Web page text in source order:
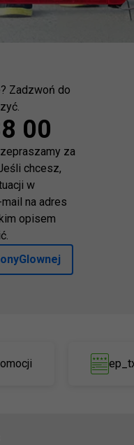
Zadzwoń do
00
za
chcesz,
w
na adres
opisem